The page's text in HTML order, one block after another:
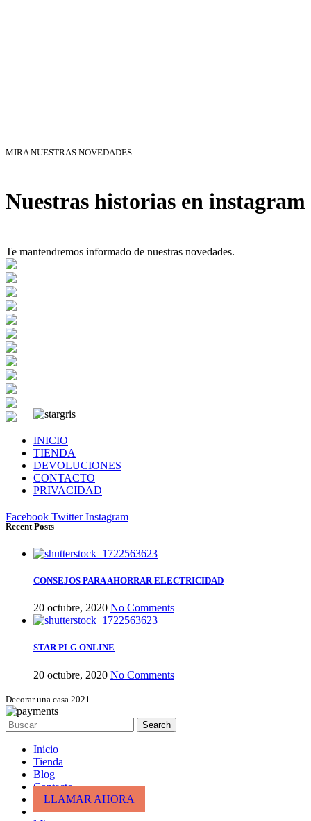
MIRA NUESTRAS NOVEDADES
Nuestras historias en instagram
Te mantendremos informado de nuestras novedades.
INICIO
TIENDA
DEVOLUCIONES
CONTACTO
PRIVACIDAD
Facebook Twitter Instagram
Recent Posts
CONSEJOS PARA AHORRAR ELECTRICIDAD
20 octubre, 2020 No Comments
STAR PLG ONLINE
20 octubre, 2020 No Comments
Decorar una casa 2021
Search
Inicio
Tienda
Blog
Contacto
LLAMAR AHORA